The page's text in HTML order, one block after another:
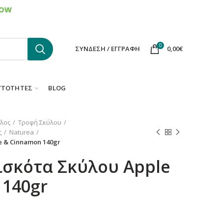
ΣΎΝΔΕΣΗ / ΕΓΓΡΑΦΉ 0 0,00€
BLOG
Τροφή Σκύλου
Naturea
Cinnamon 140gr
Σκύλου Apple